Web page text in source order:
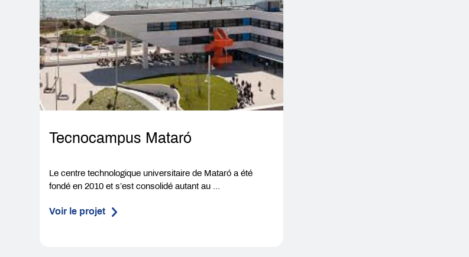
Tecnocampus Mataró
Le centre technologique universitaire de Mataró a été
fondé en 2010 et s’est consolidé autant au ...
Voir le projet